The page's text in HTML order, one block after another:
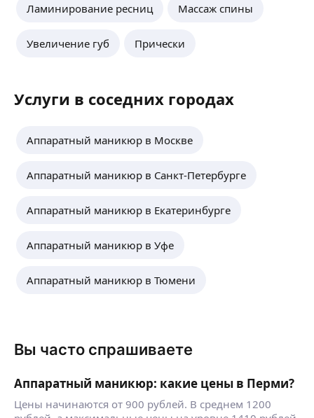
Ламинирование ресниц Массаж спины
Увеличение губ Прически
Услуги в соседних городах
Аппаратный маникюр в Москве
Аппаратный маникюр в Санкт-Петербурге
Аппаратный маникюр в Екатеринбурге
Аппаратный маникюр в Уфе
Аппаратный маникюр в Тюмени
Вы часто спрашиваете
Аппаратный маникюр: какие цены в Перми?
Цены начинаются от 900 рублей. В среднем 1200